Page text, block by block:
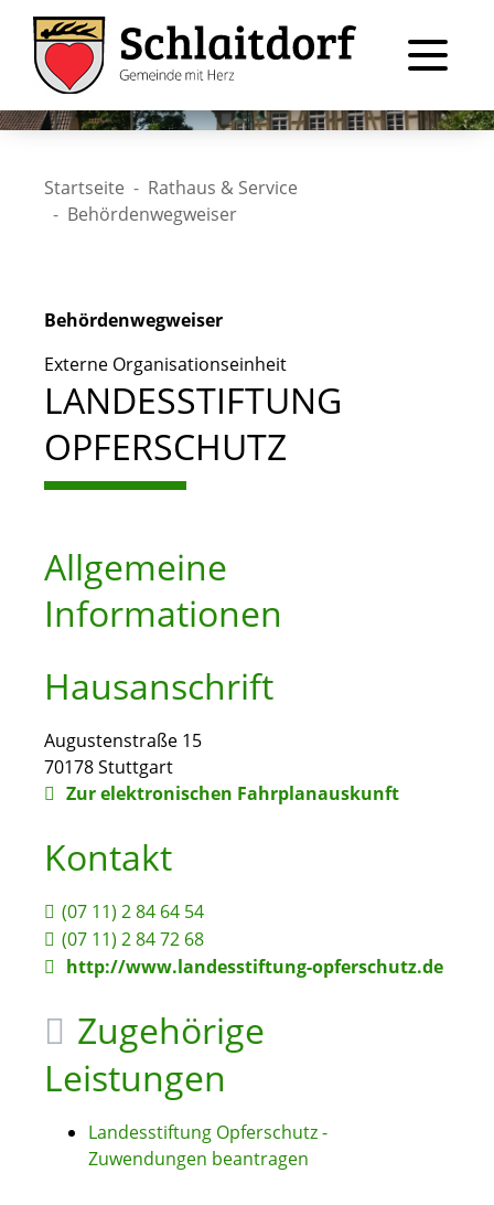
Startseite
Rathaus & Service
Behördenwegweiser
Behördenwegweiser
Externe Organisationseinheit
LANDESSTIFTUNG
OPFERSCHUTZ
Allgemeine
Informationen
Hausanschrift
Augustenstraße 15
70178Stuttgart
Zur elektronischen Fahrplanauskunft
Kontakt
(07 11) 2 84 64 54
(07 11) 2 84 72 68
http://www.landesstiftung-opferschutz.de
Zugehörige
Leistungen
Landesstiftung Opferschutz -
Zuwendungen beantragen